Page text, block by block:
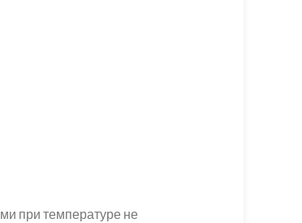
при температуре не